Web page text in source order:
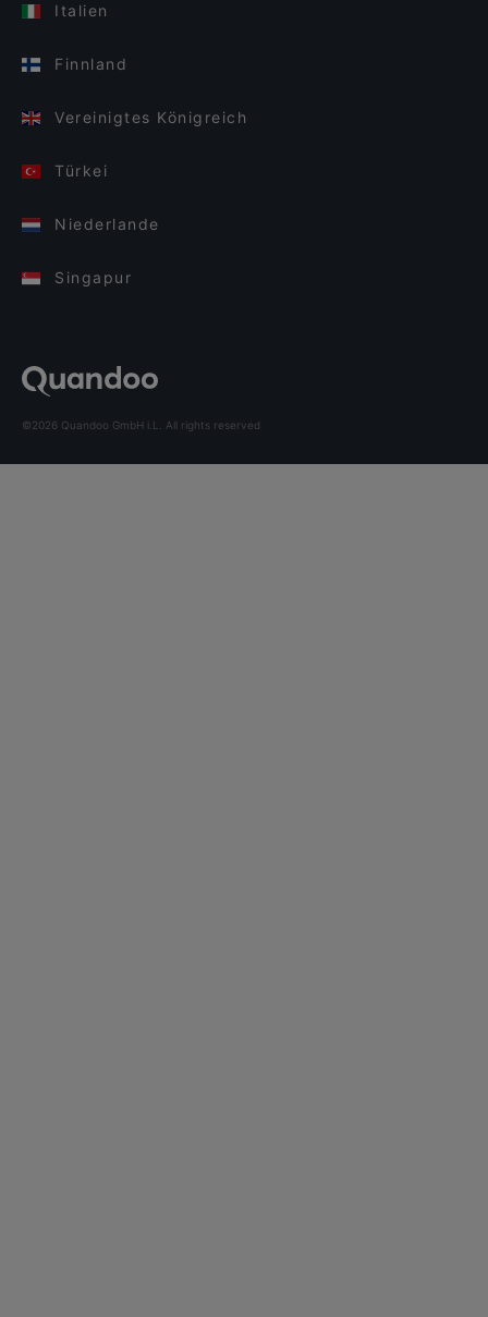
Italien
Finnland
Vereinigtes Königreich
Türkei
Niederlande
Singapur
©2026 Quandoo GmbH i.L. All rights reserved